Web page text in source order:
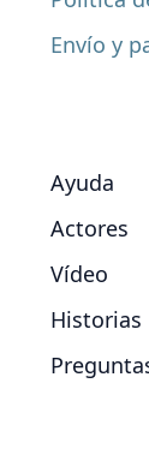
Envío y
Ayuda
Actores
Vídeo
Historias